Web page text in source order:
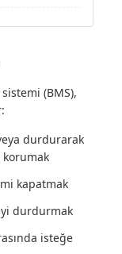
(BMS),
durdurarak
korumak
kapatmak
durdurmak
isteğe